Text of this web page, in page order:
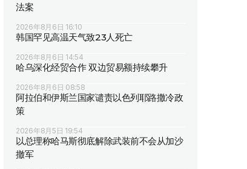
法案
2026年8月6日 16:10
韩国罕见高温天气致23人死亡
2026年8月6日 14:54
哈乌深化经贸合作 双边贸易额持续攀升
2026年8月6日 08:58
阿拉伯和伊斯兰国家谴责以色列耶路撒冷政
策
2026年8月5日 19:54
以总理称哈马斯彻底解除武装前不会从加沙
撤军